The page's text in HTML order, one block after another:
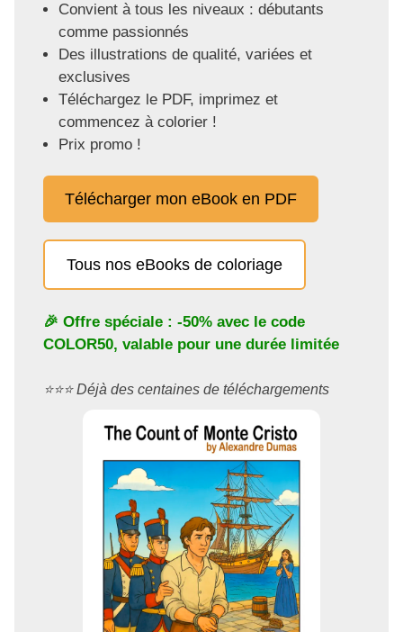
Convient à tous les niveaux : débutants
comme passionnés
Des illustrations de qualité, variées et
exclusives
Téléchargez le PDF, imprimez et
commencez à colorier !
Prix promo !
Télécharger mon eBook en PDF
Tous nos eBooks de coloriage
🎉 Offre spéciale : -50% avec le code
COLOR50, valable pour une durée limitée
⭐️⭐️⭐️ Déjà des centaines de téléchargements